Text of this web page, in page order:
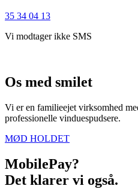
35 34 04 13
Vi modtager ikke SMS
Os med smilet
Vi er en familieejet virksomhed
professionelle vinduespudsere.
MØD HOLDET
MobilePay?
Det klarer vi også.